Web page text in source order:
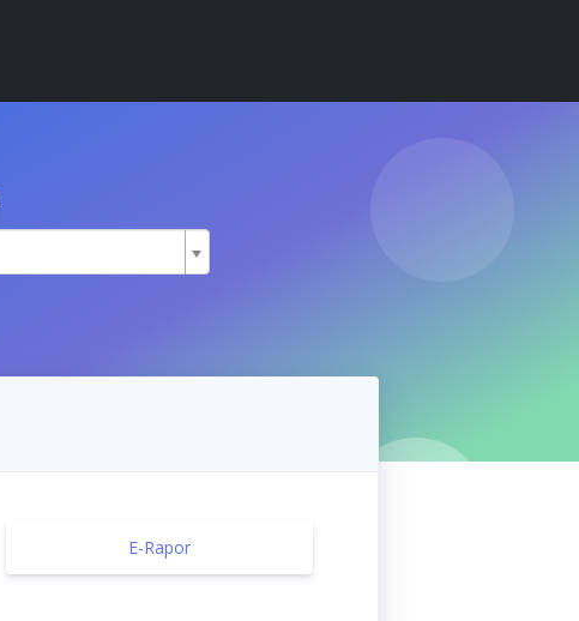
E-Rapor